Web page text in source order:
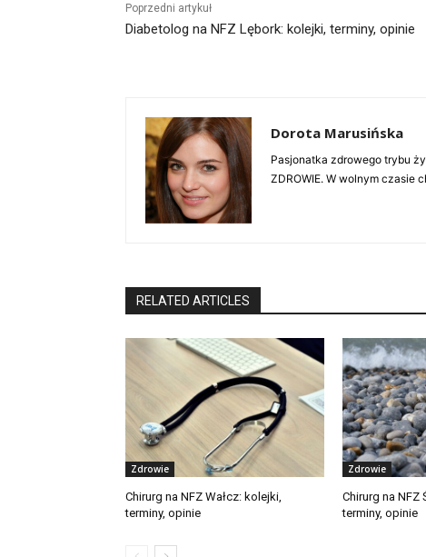
Poprzedni artykuł
Diabetolog na NFZ Lębork: kolejki, terminy, opinie
Dorota Marusińska
Pasjonatka zdrowego trybu
ZDROWIE. W wolnym czasie
RELATED ARTICLES
Zdrowie
Chirurg na NFZ Wałcz: kolejki,
terminy, opinie
Zdrowie
Chirurg na NFZ
terminy, opinie